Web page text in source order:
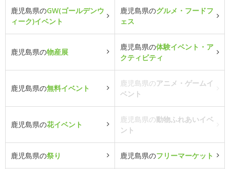
鹿児島県のGW(ゴールデンウ
ィーク)イベント
鹿児島県のグルメ・フードフ
ェス
鹿児島県の物産展
鹿児島県の体験イベント・ア
クティビティ
鹿児島県の無料イベント
鹿児島県のアニメ・ゲームイ
ベント
鹿児島県の花イベント
鹿児島県の動物ふれあいイベ
ント
鹿児島県の祭り 鹿児島県のフリーマーケット